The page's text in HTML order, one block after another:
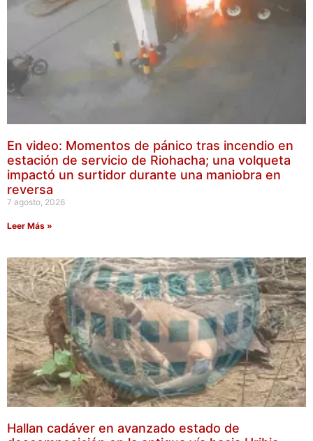
En video: Momentos de pánico tras incendio en
estación de servicio de Riohacha; una volqueta
impactó un surtidor durante una maniobra en
reversa
7 agosto, 2026
Leer Más »
Hallan cadáver en avanzado estado de